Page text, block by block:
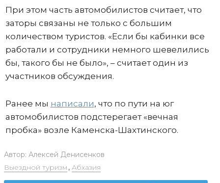
При этом часть автомобилистов считает, что
заторы связаны не только с большим
количеством туристов. «Если бы кабинки все
работали и сотрудники немного шевелились
бы, такого бы не было», – считает один из
участников обсуждения.
Ранее мы написали, что по пути на юг
автомобилистов подстерегает «вечная
пробка» возле Каменска-Шахтинского.
Автор: Алексей Денисенков
Выездной туризм , Абхазия